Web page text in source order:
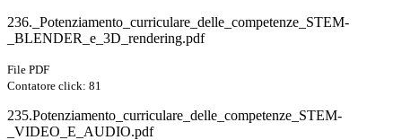
236._Potenziamento_curriculare_delle_competenze_STEM-
_BLENDER_e_3D_rendering.pdf
File PDF
Contatore click: 81
235.Potenziamento_curriculare_delle_competenze_STEM-
_VIDEO_E_AUDIO.pdf